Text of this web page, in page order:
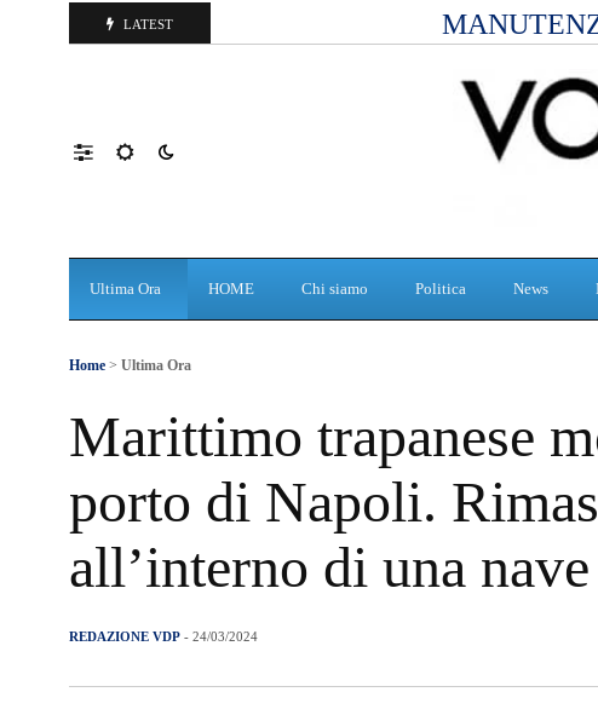
LATEST
Ultima Ora HOME Chi siamo Politica News
n
i
à
Home > Ultima Ora
Marittimo trapanese
porto di Napoli.
all’interno di una
REDAZIONE VDP - 24/03/2024